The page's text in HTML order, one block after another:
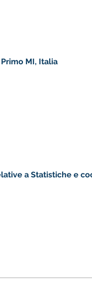
MI, Italia
a Statistiche e